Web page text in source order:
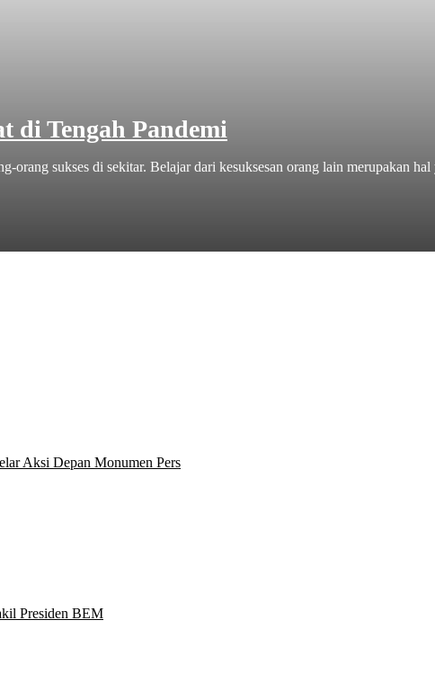
di Tengah Pandemi
orang sukses di sekitar. Belajar dari kesuksesan orang lain merupakan hal
Aksi Depan Monumen Pers
Presiden BEM